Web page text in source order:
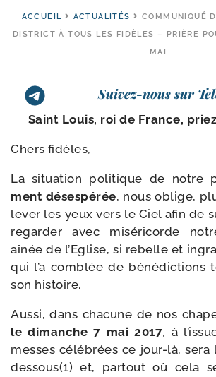
ACCUEIL ACTUALITÉS
COMMUNIQUÉ
DISTRICT À TOUS LES FIDÈLES – PRIÈRE
MAI
Suivez-nous sur
Saint Louis, roi de France,
Chers fidèles,
La situa­tion poli­tique de notre
ment déses­pé­rée, nous oblige,
lever les yeux vers le Ciel afin de
regar­der avec misé­ri­corde
aînée de l’Eglise, si rebelle et
qui l’a com­blée de béné­dic­tions
son histoire.
Aussi, dans cha­cune de nos
le dimanche 7 mai 2017, à
messes célé­brées ce jour-​là,
dessous(1) et, par­tout où cela